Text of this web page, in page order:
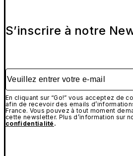
S’inscrire à notre
Veuillez entrer votre e-mail
En cliquant sur “Go!” vous acceptez de
afin de recevoir des emails
France. Vous pouvez à tout moment
cette newsletter. Plus d’information sur
confidentialité .